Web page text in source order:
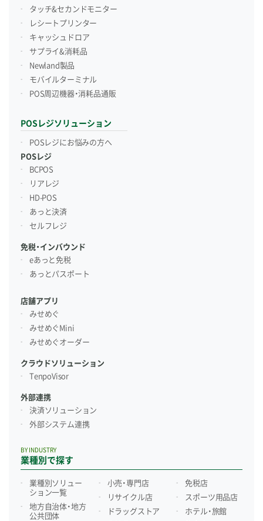
タッチ&セカンドモニター
レシートプリンター
キャッシュドロア
サプライ&消耗品
Newland製品
モバイルターミナル
POS周辺機器・消耗品通販
POSレジソリューション
POSレジにお悩みの方へ
POSレジ
BCPOS
リアレジ
HD-POS
あっと決済
セルフレジ
免税・インバウンド
eあっと免税
あっとパスポート
店舗アプリ
みせめぐ
みせめぐMini
みせめぐオーダー
クラウドソリューション
TenpoVisor
外部連携
決済ソリューション
外部システム連携
業種別で探す
BY INDUSTRY
業種別ソリュー
ション一覧
地方自治体・地方
公共団体
小売・専門店
リサイクル店
ドラッグストア
免税店
スポーツ用品店
ホテル・旅館